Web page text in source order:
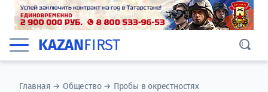
KAZANFIRST
Главная →Общество→ Пробы в окрестностях